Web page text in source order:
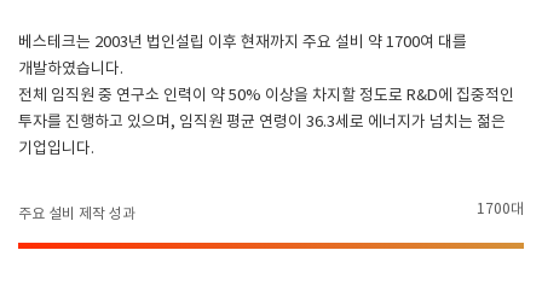
베스테크는 2003년 법인설립 이후 현재까지 주요 설비 약 1700여 대를
개발하였습니다.
전체 임직원 중 연구소 인력이 약 50% 이상을 차지할 정도로 R&D에 집중적인
투자를 진행하고 있으며, 임직원 평균 연령이 36.3세로 에너지가 넘치는 젊은
기업입니다.
주요 설비 제작 성과 1700대